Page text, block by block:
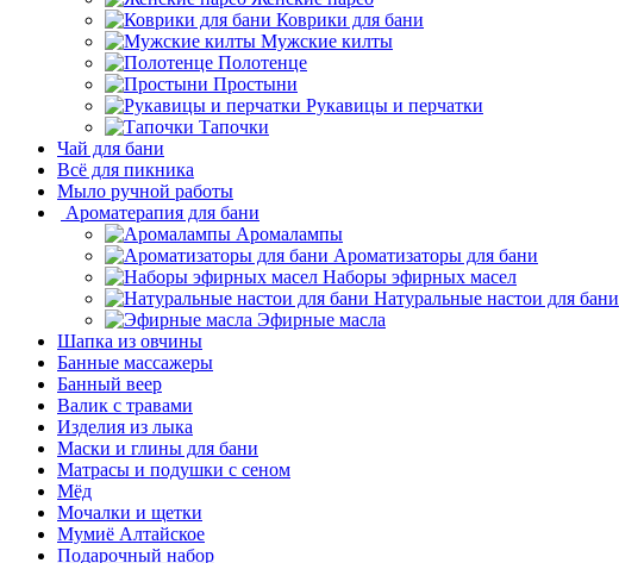
Коврики для бани
Мужские килты
Полотенце
Простыни
Рукавицы и перчатки
Тапочки
Чай для бани
Всё для пикника
Мыло ручной работы
Ароматерапия для бани
Аромалампы
Ароматизаторы для бани
Наборы эфирных масел
Натуральные настои для бани
Эфирные масла
Шапка из овчины
Банные массажеры
Банный веер
Валик с травами
Изделия из лыка
Маски и глины для бани
Матрасы и подушки с сеном
Мёд
Мочалки и щетки
Мумиё Алтайское
Подарочный набор